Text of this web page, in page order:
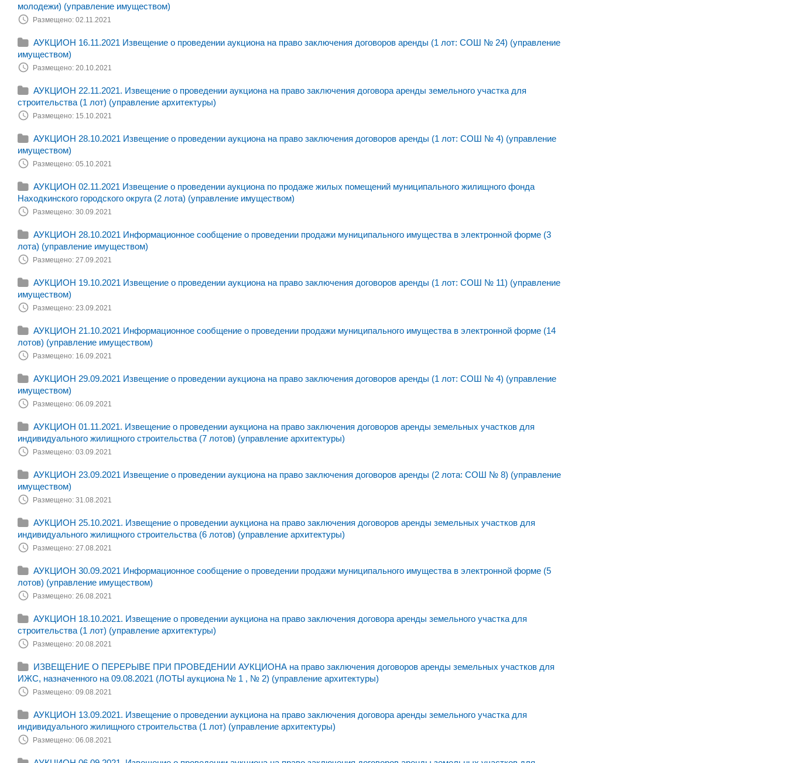
молодежи) (управление имуществом)
Размещено: 02.11.2021
АУКЦИОН 16.11.2021 Извещение о проведении аукциона на право заключения договоров аренды (1 лот: СОШ № 24) (управление
имуществом)
Размещено: 20.10.2021
АУКЦИОН 22.11.2021. Извещение о проведении аукциона на право заключения договора аренды земельного участка для
строительства (1 лот) (управление архитектуры)
Размещено: 15.10.2021
АУКЦИОН 28.10.2021 Извещение о проведении аукциона на право заключения договоров аренды (1 лот: СОШ № 4) (управление
имуществом)
Размещено: 05.10.2021
АУКЦИОН 02.11.2021 Извещение о проведении аукциона по продаже жилых помещений муниципального жилищного фонда
Находкинского городского округа (2 лота) (управление имуществом)
Размещено: 30.09.2021
АУКЦИОН 28.10.2021 Информационное сообщение о проведении продажи муниципального имущества в электронной форме (3
лота) (управление имуществом)
Размещено: 27.09.2021
АУКЦИОН 19.10.2021 Извещение о проведении аукциона на право заключения договоров аренды (1 лот: СОШ № 11) (управление
имуществом)
Размещено: 23.09.2021
АУКЦИОН 21.10.2021 Информационное сообщение о проведении продажи муниципального имущества в электронной форме (14
лотов) (управление имуществом)
Размещено: 16.09.2021
АУКЦИОН 29.09.2021 Извещение о проведении аукциона на право заключения договоров аренды (1 лот: СОШ № 4) (управление
имуществом)
Размещено: 06.09.2021
АУКЦИОН 01.11.2021. Извещение о проведении аукциона на право заключения договоров аренды земельных участков для
индивидуального жилищного строительства (7 лотов) (управление архитектуры)
Размещено: 03.09.2021
АУКЦИОН 23.09.2021 Извещение о проведении аукциона на право заключения договоров аренды (2 лота: СОШ № 8) (управление
имуществом)
Размещено: 31.08.2021
АУКЦИОН 25.10.2021. Извещение о проведении аукциона на право заключения договоров аренды земельных участков для
индивидуального жилищного строительства (6 лотов) (управление архитектуры)
Размещено: 27.08.2021
АУКЦИОН 30.09.2021 Информационное сообщение о проведении продажи муниципального имущества в электронной форме (5
лотов) (управление имуществом)
Размещено: 26.08.2021
АУКЦИОН 18.10.2021. Извещение о проведении аукциона на право заключения договора аренды земельного участка для
строительства (1 лот) (управление архитектуры)
Размещено: 20.08.2021
ИЗВЕЩЕНИЕ О ПЕРЕРЫВЕ ПРИ ПРОВЕДЕНИИ АУКЦИОНА на право заключения договоров аренды земельных участков для
ИЖС, назначенного на 09.08.2021 (ЛОТЫ аукциона № 1 , № 2) (управление архитектуры)
Размещено: 09.08.2021
АУКЦИОН 13.09.2021. Извещение о проведении аукциона на право заключения договора аренды земельного участка для
индивидуального жилищного строительства (1 лот) (управление архитектуры)
Размещено: 06.08.2021